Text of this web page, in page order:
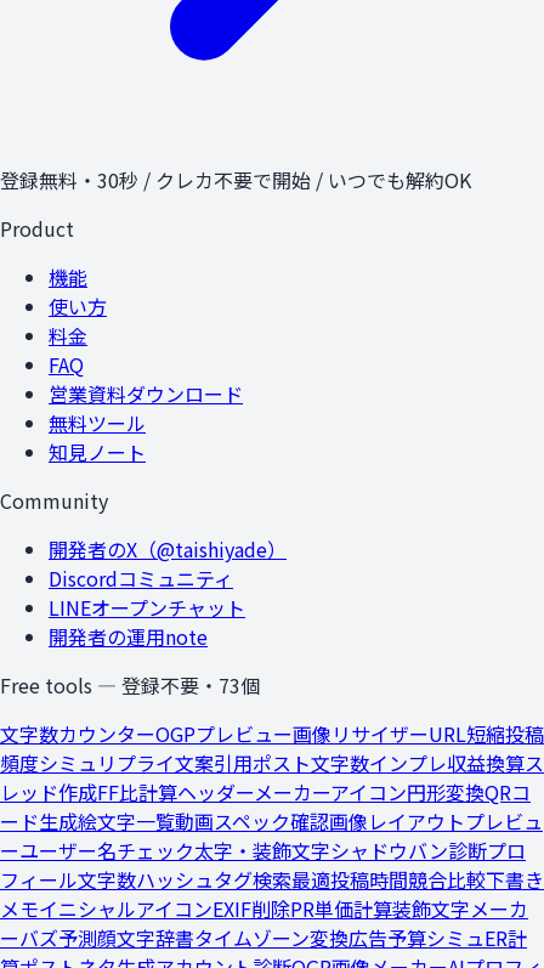
登録無料・30秒 / クレカ不要で開始 / いつでも解約OK
Product
機能
使い方
料金
FAQ
営業資料ダウンロード
無料ツール
知見ノート
Community
開発者のX（@taishiyade）
Discordコミュニティ
LINEオープンチャット
開発者の運用note
Free tools — 登録不要・ 73個
文字数カウンターOGPプレビュー画像リサイザーURL短縮投稿
頻度シミュ リプライ文案引用ポスト文字数インプレ収益換算ス
レッド作成FF比計算ヘッダーメーカーアイコン円形変換QRコ
ード生成絵文字一覧動画スペック確認画像レイアウトプレビュ
ーユーザー名チェック太字・装飾文字シャドウバン診断プロ
フィール文字数ハッシュタグ検索最適投稿時間競合比較下書き
メモイニシャルアイコンEXIF削除PR単価計算装飾文字メーカ
ーバズ予測顔文字辞書タイムゾーン変換広告予算シミュER計